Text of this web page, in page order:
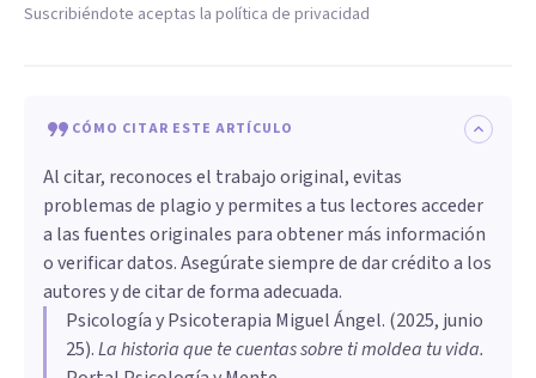
Suscribiéndote aceptas la política de privacidad
CÓMO CITAR ESTE ARTÍCULO
Al citar, reconoces el trabajo original, evitas
problemas de plagio y permites a tus lectores acceder
a las fuentes originales para obtener más información
o verificar datos. Asegúrate siempre de dar crédito a los
autores y de citar de forma adecuada.
Psicología y Psicoterapia Miguel Ángel. (2025, junio
25).La historia que te cuentas sobre ti moldea tu vida.